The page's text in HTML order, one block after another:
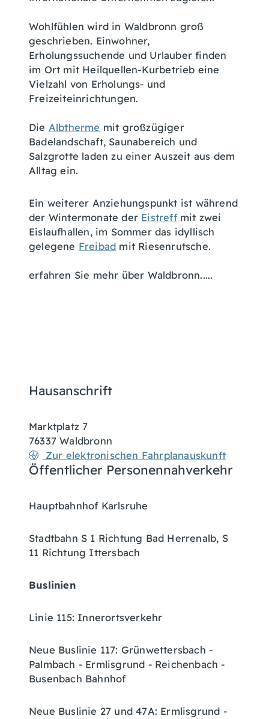
Wohlfühlen wird in Waldbronn groß
geschrieben. Einwohner,
Erholungssuchende und Urlauber finden
im Ort mit Heilquellen-Kurbetrieb eine
Vielzahl von Erholungs- und
Freizeiteinrichtungen.
Die Albtherme mit großzügiger
Badelandschaft, Saunabereich und
Salzgrotte laden zu einer Auszeit aus dem
Alltag ein.
Ein weiterer Anziehungspunkt ist während
der Wintermonate der Eistreffmit zwei
Eislaufhallen, im Sommer das idyllisch
gelegene Freibad mit Riesenrutsche.
erfahren Sie mehr über Waldbronn.....
Hausanschrift
Marktplatz 7
76337 Waldbronn
Zur elektronischen Fahrplanauskunft
Öffentlicher Personennahverkehr
Hauptbahnhof Karlsruhe
Stadtbahn S 1 Richtung Bad Herrenalb, S
11 Richtung Ittersbach
Buslinien
Linie 115: Innerortsverkehr
Neue Buslinie 117: Grünwettersbach -
Palmbach - Ermlisgrund - Reichenbach -
Busenbach Bahnhof
Neue Buslinie 27 und 47A: Ermlisgrund -